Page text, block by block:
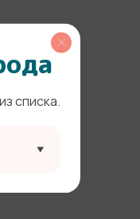
списка.